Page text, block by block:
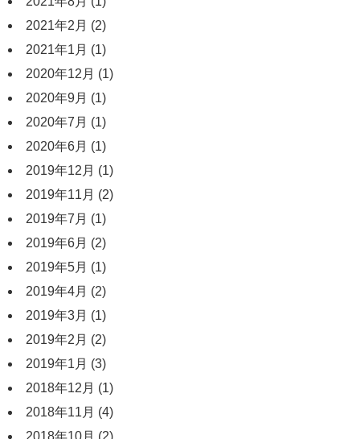
2021年2月 (2)
2021年1月 (1)
2020年12月 (1)
2020年9月 (1)
2020年7月 (1)
2020年6月 (1)
2019年12月 (1)
2019年11月 (2)
2019年7月 (1)
2019年6月 (2)
2019年5月 (1)
2019年4月 (2)
2019年3月 (1)
2019年2月 (2)
2019年1月 (3)
2018年12月 (1)
2018年11月 (4)
2018年10月 (2)